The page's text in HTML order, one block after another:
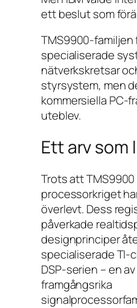
ett beslut som
TMS9900-
specialiserade
nätverkskretsar
styrsystem, men
kommersiella PC-
uteblev.
Ett arv som
Trots att
processorkriget
överlevt. Dess
påverkade
designprinciper
specialiserade TI-
DSP-serien – en
framgångsrika